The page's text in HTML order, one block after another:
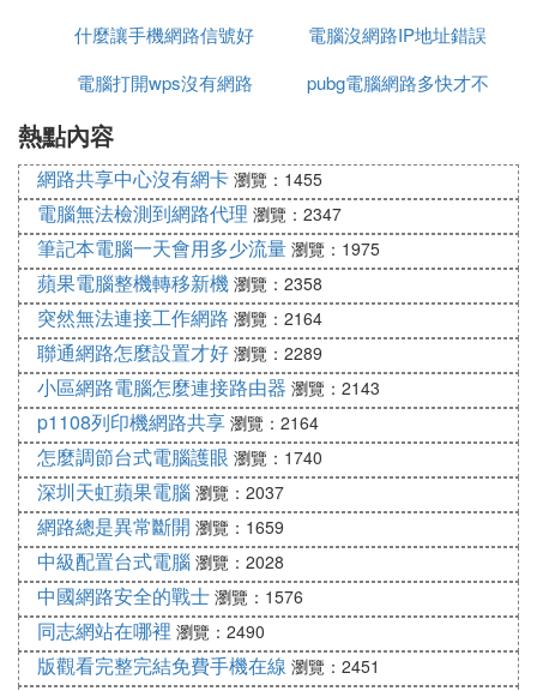
打開的「磁碟清理」窗口，勾選所有點擊「清理系統
文件」即可。
絕接入
器信號
什麼讓手機網路信號好
電腦沒網路IP地址錯誤
電腦打開wps沒有網路
pubg電腦網路多快才不
熱點內容
網路共享中心沒有網卡 瀏覽：1455
電腦無法檢測到網路代理 瀏覽：2347
筆記本電腦一天會用多少流量 瀏覽：1975
蘋果電腦整機轉移新機 瀏覽：2358
突然無法連接工作網路 瀏覽：2164
聯通網路怎麼設置才好 瀏覽：2289
小區網路電腦怎麼連接路由器 瀏覽：2143
p1108列印機網路共享 瀏覽：2164
怎麼調節台式電腦護眼 瀏覽：1740
深圳天虹蘋果電腦 瀏覽：2037
網路總是異常斷開 瀏覽：1659
中級配置台式電腦 瀏覽：2028
中國網路安全的戰士 瀏覽：1576
同志網站在哪裡 瀏覽：2490
版觀看完整完結免費手機在線 瀏覽：2451